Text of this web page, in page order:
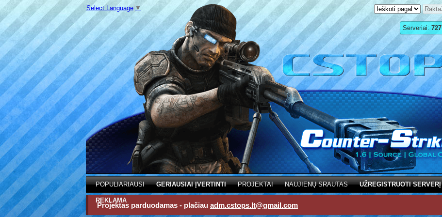
Select Language ▼
Serveriai: 727
POPULIARIAUSI GERIAUSIAI ĮVERTINTI PROJEKTAI NAUJIENŲ SRAUTAS UŽREGISTRUOTI SERVERĮ
REKLAMA
Projektas parduodamas - plačiau adm.cstops.lt@gmail.com